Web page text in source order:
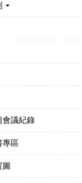
會議紀錄
專區